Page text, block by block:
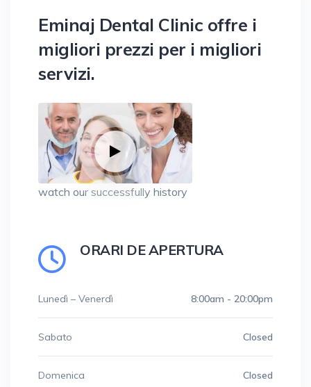
Eminaj Dental Clinic offre i
migliori prezzi per i migliori
servizi.
watch our successfully history
ORARI DE APERTURA
Lunedì – Venerdì 8:00am - 20:00pm
Sabato Closed
Domenica Closed